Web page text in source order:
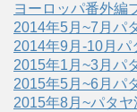
ヨーロッパ番外編
2014年5月~7月パ
2014年9月-10月パ
2015年1月~3月パ
2015年5月~6月パ
2015年8月~パタ